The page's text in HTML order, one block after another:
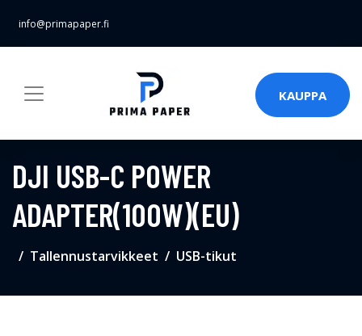
info@primapaper.fi
KAUPPA
DJI USB-C POWER
ADAPTER(100W)(EU)
Tallennustarvikkeet USB-tikut